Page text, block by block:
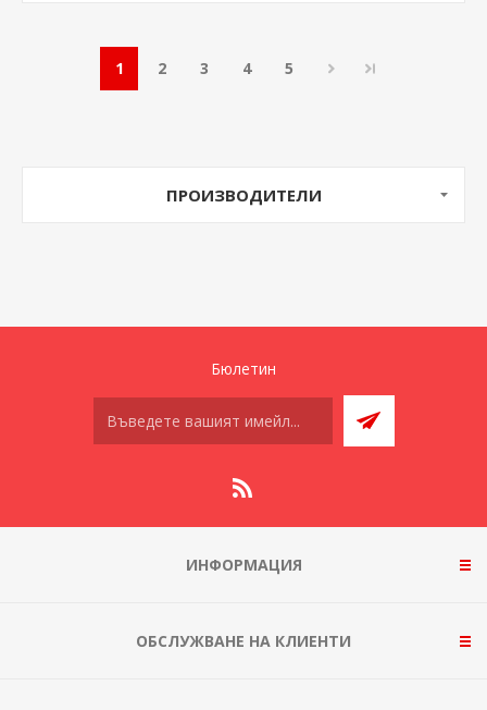
1 2 3 4 5
ПРОИЗВОДИТЕЛИ
Бюлетин
ИНФОРМАЦИЯ
ОБСЛУЖВАНЕ НА КЛИЕНТИ